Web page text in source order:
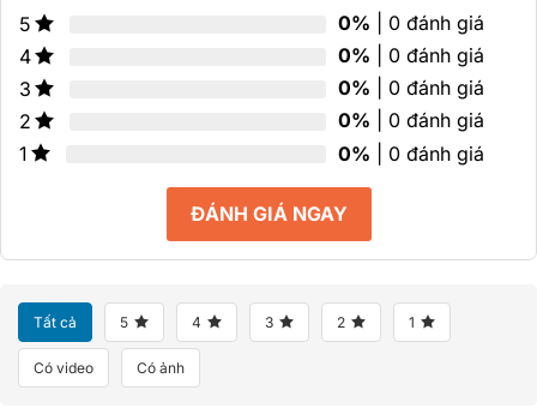
5 0% | 0 đánh giá
4
0% | 0 đánh giá
3
0% | 0 đánh giá
2
0% | 0 đánh giá
1
0% | 0 đánh giá
ĐÁNH GIÁ NGAY
Tất cả 5 4 3 2 1
Có video Có ảnh